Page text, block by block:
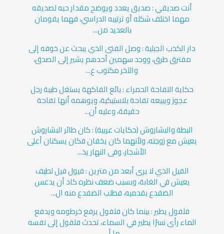
أنت صديقي : صديق يعدد ويوضح مقدار حبه لصديقه
مهما اختلف شكله أو ترتيبه الدراسي، فهما يقومان
بالعديد من...
دار الكذب الجبلية : وصل الفتى الذي يبحث عن خوفه إلى
مفترق طرق، ووجد سهمين أحدهم يشير إلى الصدق،
والآخر مكتوب ع...
حكاية التفاحة الحمراء : بائع الفاكهة يستغل طيبة رجل
عجوز ويبيعه تفاحة بلاستيكية، ويوهمه أنها تفاحة
حقيقة، وعليه أن...
البطة والبشاروش (حكايات عربية) : كان طائر البشاروش
يعيش مع زوجته، ولأنهما كان يخفان فكان يسكنان أعلى
الأشجار، وفى النهار يذ...
الفيل الذي لا يرى أبعد من مترين : فيول فيل لطيف
يعيش في الغابة، وبسبب ضعف نظره كاد أن يدعس
الضفدع بقدميه، فطلب الضفدع منه ال...
فلفول يطير : بينما كان فلفول يرفع خرطومه ويدفع
الماء رأى نسرًا يطير في السماء، تحدث فلفول إلى نفسه